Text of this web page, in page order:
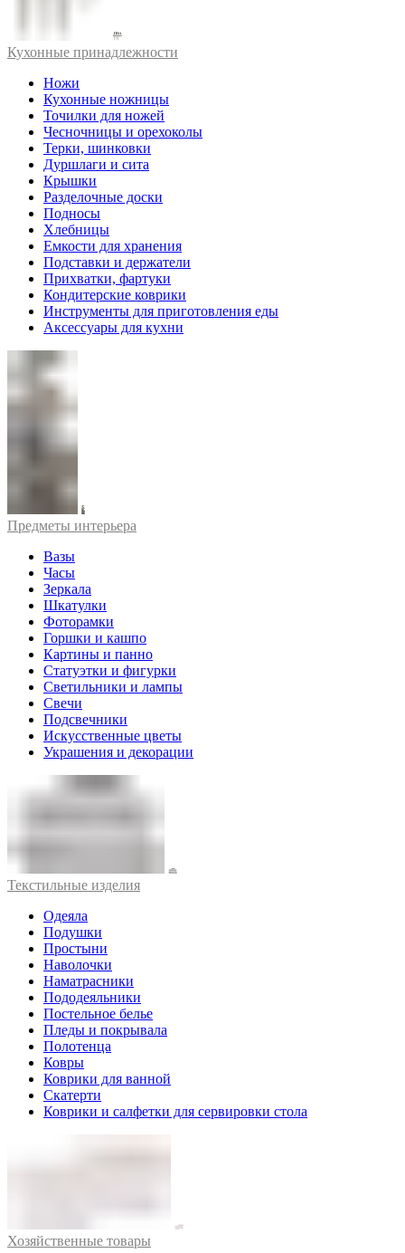
Кухонные принадлежности
Ножи
Кухонные ножницы
Точилки для ножей
Чесночницы и орехоколы
Терки, шинковки
Дуршлаги и сита
Крышки
Разделочные доски
Подносы
Хлебницы
Емкости для хранения
Подставки и держатели
Прихватки, фартуки
Кондитерские коврики
Инструменты для приготовления еды
Аксессуары для кухни
Предметы интерьера
Вазы
Часы
Зеркала
Шкатулки
Фоторамки
Горшки и кашпо
Картины и панно
Статуэтки и фигурки
Светильники и лампы
Свечи
Подсвечники
Искусственные цветы
Украшения и декорации
Текстильные изделия
Одеяла
Подушки
Простыни
Наволочки
Наматрасники
Пододеяльники
Постельное белье
Пледы и покрывала
Полотенца
Ковры
Коврики для ванной
Скатерти
Коврики и салфетки для сервировки стола
Хозяйственные товары